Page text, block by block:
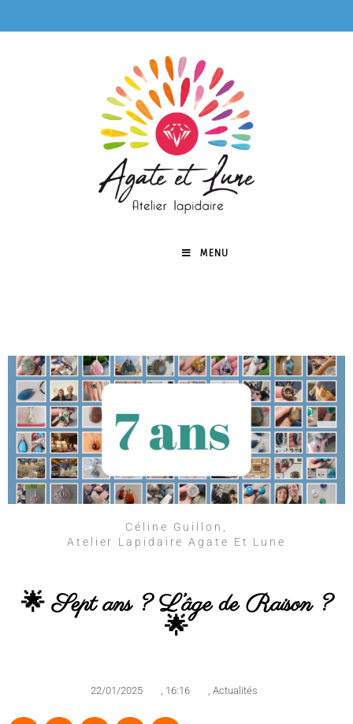
MENU
Céline Guillon,
Atelier Lapidaire Agate Et Lune
🌟 Sept ans ? L’âge de Raison ?
🌟
22/01/2025 16:16 Actualités